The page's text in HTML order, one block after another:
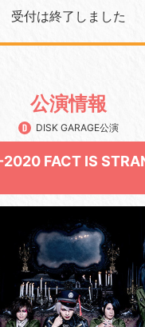
受付は終了しました
公演情報
DISK GARAGE公演
FACT IS